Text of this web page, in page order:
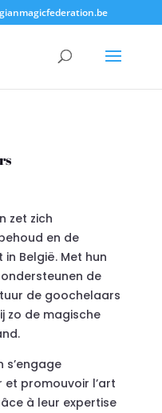
zet zich
en de
België. Met hun
de
de goochelaars
zo de magische
s’engage
promouvoir l’art
à leur expertise